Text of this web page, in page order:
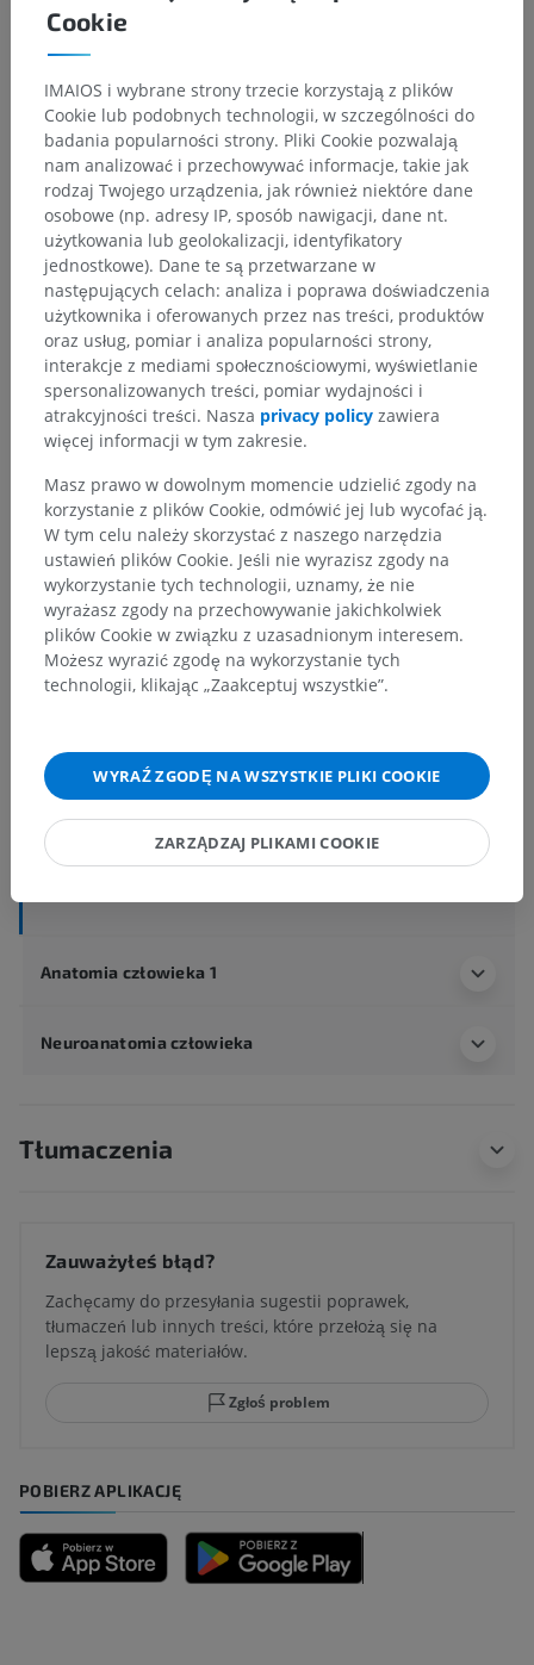
Hierarchia anatomiczna
Anatomia człowieka 2
Układ sercowo-naczyniowy> Żyły układowe>
Żyły kręgosłupa> Splot żylny kręgowy zewnętrzny
Powiązane struktury:Nie istnieją struktury powiązane
Anatomia człowieka 1
Neuroanatomia człowieka
Tłumaczenia
Zauważyłeś błąd?
Zachęcamy do przesyłania sugestii poprawek,
tłumaczeń lub innych treści, które przełożą się na
lepszą jakość materiałów.
Zgłoś problem
POBIERZ APLIKACJĘ
Cookie
IMAIOS i wybrane strony trzecie korzystają z plików
Cookie lub podobnych technologii, w szczególności do
badania popularności strony. Pliki Cookie pozwalają
nam analizować i przechowywać informacje, takie jak
rodzaj Twojego urządzenia, jak również niektóre dane
osobowe (np. adresy IP, sposób nawigacji, dane nt.
użytkowania lub geolokalizacji, identyfikatory
jednostkowe). Dane te są przetwarzane w
następujących celach: analiza i poprawa doświadczenia
użytkownika i oferowanych przez nas treści, produktów
oraz usług, pomiar i analiza popularności strony,
interakcje z mediami społecznościowymi, wyświetlanie
spersonalizowanych treści, pomiar wydajności i
atrakcyjności treści. Nasza privacy policy zawiera
więcej informacji w tym zakresie.
Masz prawo w dowolnym momencie udzielić zgody na
korzystanie z plików Cookie, odmówić jej lub wycofać ją.
W tym celu należy skorzystać z naszego narzędzia
ustawień plików Cookie. Jeśli nie wyrazisz zgody na
wykorzystanie tych technologii, uznamy, że nie
wyrażasz zgody na przechowywanie jakichkolwiek
plików Cookie w związku z uzasadnionym interesem.
Możesz wyrazić zgodę na wykorzystanie tych
technologii, klikając „Zaakceptuj wszystkie”.
WYRAŹ ZGODĘ NA WSZYSTKIE PLIKI COOKIE
ZARZĄDZAJ PLIKAMI COOKIE